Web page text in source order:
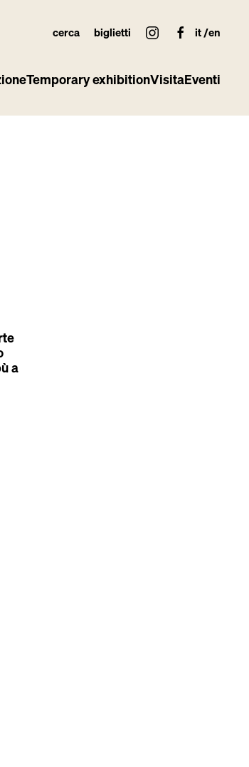
cerca biglietti it en
Temporary exhibitionVisitaEventi
a